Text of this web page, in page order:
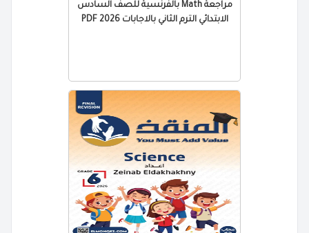
مراجعة Math بالفرنسية للصف السادس
الابتدائي الترم الثاني بالاجابات 2026 PDF